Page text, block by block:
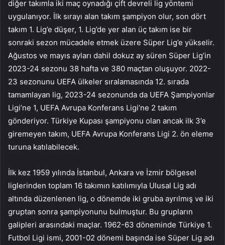
diğer takımla iki maç oynadığı çift devreli lig yöntemi
uygulanıyor. İlk sırayı alan takım şampiyon olur, son dört
takım 1. Lig’e düşer, 1. Lig’de yer alan üç takım ise bir
sonraki sezon mücadele etmek üzere Süper Lig’e yükselir.
Ağustos ve mayıs ayları dahil dokuz ay süren Süper Lig’in
2023-24 sezonu 38 hafta ve 380 maçtan oluşuyor. 2022-
23 sezonunu UEFA ülkeler sıralamasında 12. sırada
tamamlayan lig, 2023-24 sezonunda da UEFA Şampiyonlar
Ligi’ne 1, UEFA Avrupa Konferans Ligi’ne 2 takım
gönderiyor. Türkiye Kupası şampiyonu olan ancak ilk 3’e
giremeyen takım, UEFA Avrupa Konferans Ligi 2. ön eleme
turuna katılabilecek.
İlk kez 1959 yılında İstanbul, Ankara ve İzmir bölgesel
liglerinden toplam 16 takımın katılımıyla Ulusal Lig adı
altında düzenlenen lig, o dönemde iki gruba ayrılmış ve iki
gruptan sonra şampiyonunu bulmuştur. Bu grupların
galipleri arasındaki maçlar. 1962-63 döneminde Türkiye 1.
Futbol Ligi ismi, 2001-02 dönemi başında ise Süper Lig adı